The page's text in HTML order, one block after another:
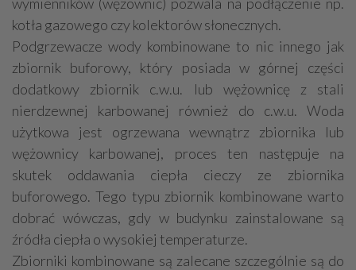
kotła gazowego czy kolektorów słonecznych.
Podgrzewacze wody kombinowane to nic innego jak
zbiornik buforowy, który posiada w górnej części
dodatkowy zbiornik c.w.u. lub wężownicę z stali
nierdzewnej karbowanej również do c.w.u. Woda
użytkowa jest ogrzewana wewnątrz zbiornika lub
wężownicy karbowanej, proces ten następuje na
skutek oddawania ciepła cieczy ze zbiornika
buforowego. Tego typu zbiornik kombinowane warto
dobrać wówczas, gdy w budynku zainstalowane są
źródła ciepła o wysokiej temperaturze.
Zbiorniki kombinowane są zalecane szczególnie są do